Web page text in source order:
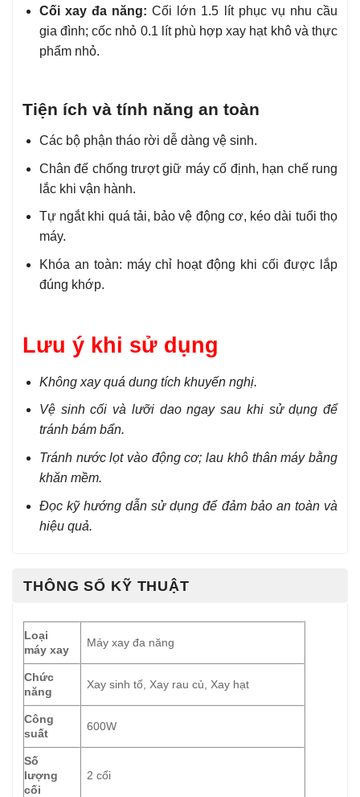
Cối xay đa năng: Cối lớn 1.5 lít phục vụ nhu cầu
gia đình; cốc nhỏ 0.1 lít phù hợp xay hạt khô và thực
phẩm nhỏ.
Tiện ích và tính năng an toàn
Các bộ phận tháo rời dễ dàng vệ sinh.
Chân đế chống trượt giữ máy cố định, hạn chế rung
lắc khi vận hành.
Tự ngắt khi quá tải, bảo vệ động cơ, kéo dài tuổi thọ
máy.
Khóa an toàn: máy chỉ hoạt động khi cối được lắp
đúng khớp.
Lưu ý khi sử dụng
Không xay quá dung tích khuyến nghị.
Vệ sinh cối và lưỡi dao ngay sau khi sử dụng để
tránh bám bẩn.
Tránh nước lọt vào động cơ; lau khô thân máy bằng
khăn mềm.
Đọc kỹ hướng dẫn sử dụng để đảm bảo an toàn và
hiệu quả.
THÔNG SỐ KỸ THUẬT
Loại
máy xay
Máy xay đa năng
Chức
năng
Xay sinh tố, Xay rau củ, Xay hạt
Công
suất
600W
Số
lượng
cối
2 cối